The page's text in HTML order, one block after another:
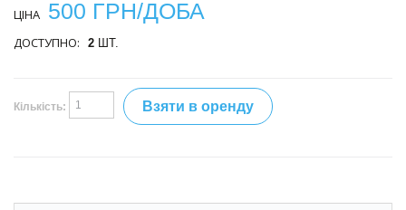
ЦІНА 500 ГРН/ДОБА
ДОСТУПНО: 2 ШТ.
Кількість: Взяти в оренду